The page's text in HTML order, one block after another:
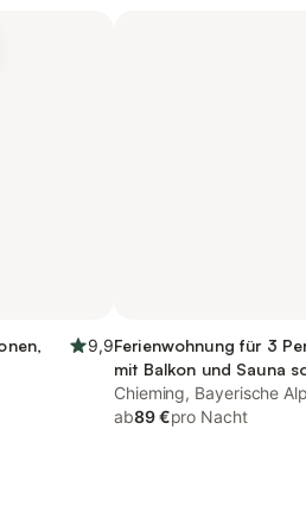
9,9Ferienwohnung für 3
mit Balkon und Sauna
Seeblick
Chieming, Bayerische
ab89 €pro Nacht